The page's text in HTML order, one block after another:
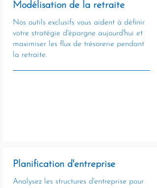
Modélisation de la retraite
Nos outils exclusifs vous aident à définir
votre stratégie d'épargne aujourd'hui et
maximiser les flux de trésorerie pendant
la retraite.
Planification d'entreprise
Analysez les structures d'entreprise pour